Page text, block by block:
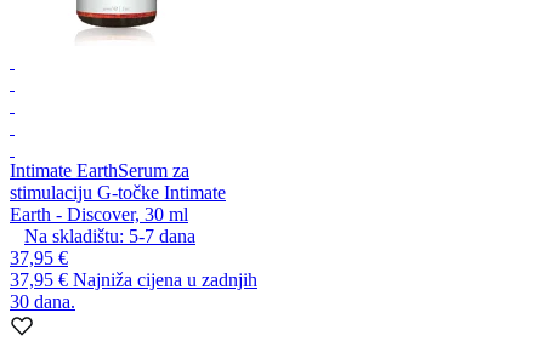
Intimate EarthSerum za
stimulaciju G-točke Intimate
Earth - Discover, 30 ml
Na skladištu: 5-7 dana
37,95 €
37,95 € Najniža cijena u zadnjih
30 dana.